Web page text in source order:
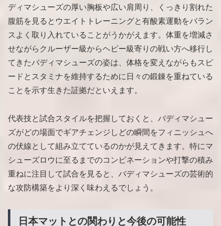
ディマシューズの厚い胸板や広い肩周り、くっきり割れた
腹筋を見るとウエイトトレーニングと有酸素運動をバラン
スよく取り入れていることがうかがえます。体重を増減さ
せながらクルーザー級からヘビー級寄りの戦い方へ移行し
てきたバディマシューズの姿は、体格を変えながらもスピ
ードとスタミナを維持するために日々の鍛錬を重ねている
ことを示す生きた証拠だといえます。
代表技と試合スタイルを把握しておくと、バディマシュー
ズがどの場面でギアチェンジしどの瞬間をフィニッシュへ
の伏線として組み立てているのかが見えてきます。特にマ
シューズロウに至るまでのコンビネーションや打撃の積み
重ねに注目して試合を見ると、バディマシューズの芸術的
な攻防構築をより深く味わえるでしょう。
日本マットとの関わりと今後の可能性